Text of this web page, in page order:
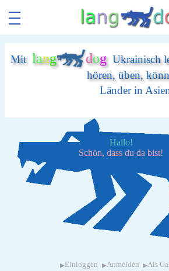
Mit lang dogUkrainisch
hören, üben,
Länder in
Hallo!
Schön, dass du da bist!
▸ Einloggen ▸Anmelden ▸Als